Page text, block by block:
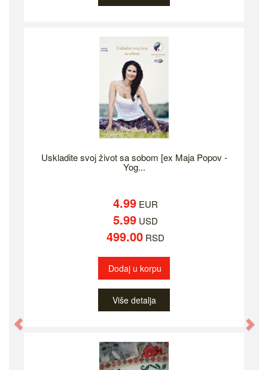
Uskladite svoj život sa sobom [ex Maja Popov -
Yog...
4.99 EUR
5.99 USD
499.00 RSD
Dodaj u korpu
Više detalja